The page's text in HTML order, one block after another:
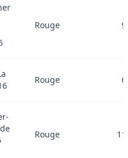
Rouge
Rouge
Rouge